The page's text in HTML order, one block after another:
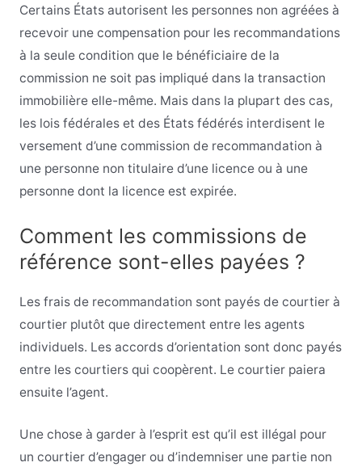
Certains États autorisent les personnes non agréées à
recevoir une compensation pour les recommandations
à la seule condition que le bénéficiaire de la
commission ne soit pas impliqué dans la transaction
immobilière elle-même. Mais dans la plupart des cas,
les lois fédérales et des États fédérés interdisent le
versement d’une commission de recommandation à
une personne non titulaire d’une licence ou à une
personne dont la licence est expirée.
Comment les commissions de
référence sont-elles payées ?
Les frais de recommandation sont payés de courtier à
courtier plutôt que directement entre les agents
individuels. Les accords d’orientation sont donc payés
entre les courtiers qui coopèrent. Le courtier paiera
ensuite l’agent.
Une chose à garder à l’esprit est qu’il est illégal pour
un courtier d’engager ou d’indemniser une partie non